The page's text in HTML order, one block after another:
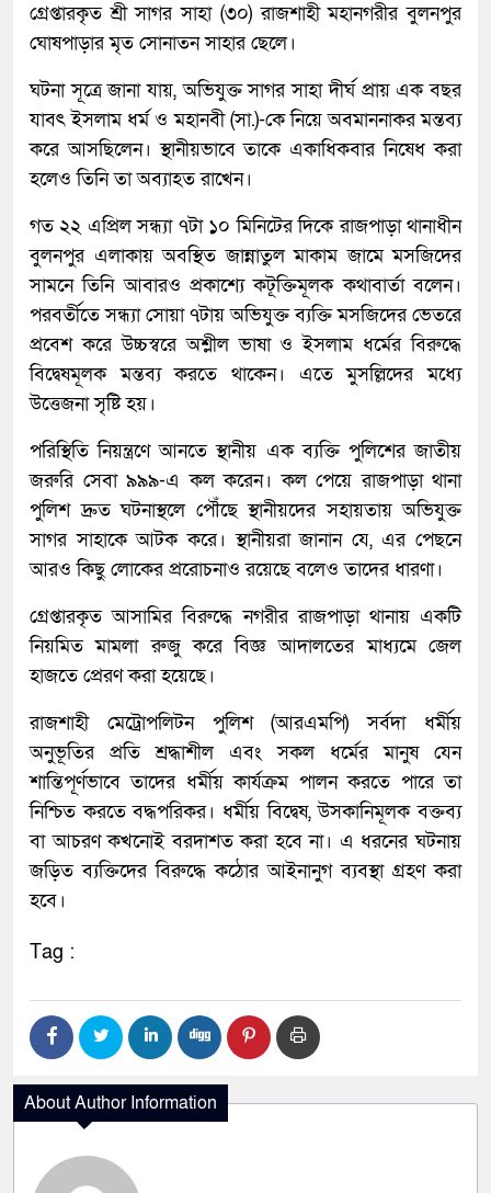
গ্রেপ্তারকৃত শ্রী সাগর সাহা (৩০) রাজশাহী মহানগরীর বুলনপুর
ঘোষপাড়ার মৃত সোনাতন সাহার ছেলে।
ঘটনা সূত্রে জানা যায়, অভিযুক্ত সাগর সাহা দীর্ঘ প্রায় এক বছর
যাবৎ ইসলাম ধর্ম ও মহানবী (সা.)-কে নিয়ে অবমাননাকর মন্তব্য
করে আসছিলেন। স্থানীয়ভাবে তাকে একাধিকবার নিষেধ করা
হলেও তিনি তা অব্যাহত রাখেন।
গত ২২ এপ্রিল সন্ধ্যা ৭টা ১০ মিনিটের দিকে রাজপাড়া থানাধীন
বুলনপুর এলাকায় অবস্থিত জান্নাতুল মাকাম জামে মসজিদের
সামনে তিনি আবারও প্রকাশ্যে কটূক্তিমূলক কথাবার্তা বলেন।
পরবর্তীতে সন্ধ্যা সোয়া ৭টায় অভিযুক্ত ব্যক্তি মসজিদের ভেতরে
প্রবেশ করে উচ্চস্বরে অশ্লীল ভাষা ও ইসলাম ধর্মের বিরুদ্ধে
বিদ্বেষমূলক মন্তব্য করতে থাকেন। এতে মুসল্লিদের মধ্যে
উত্তেজনা সৃষ্টি হয়।
পরিস্থিতি নিয়ন্ত্রণে আনতে স্থানীয় এক ব্যক্তি পুলিশের জাতীয়
জরুরি সেবা ৯৯৯-এ কল করেন। কল পেয়ে রাজপাড়া থানা
পুলিশ দ্রুত ঘটনাস্থলে পৌঁছে স্থানীয়দের সহায়তায় অভিযুক্ত
সাগর সাহাকে আটক করে। স্থানীয়রা জানান যে, এর পেছনে
আরও কিছু লোকের প্ররোচনাও রয়েছে বলেও তাদের ধারণা।
গ্রেপ্তারকৃত আসামির বিরুদ্ধে নগরীর রাজপাড়া থানায় একটি
নিয়মিত মামলা রুজু করে বিজ্ঞ আদালতের মাধ্যমে জেল
হাজতে প্রেরণ করা হয়েছে।
রাজশাহী মেট্রোপলিটন পুলিশ (আরএমপি) সর্বদা ধর্মীয়
অনুভূতির প্রতি শ্রদ্ধাশীল এবং সকল ধর্মের মানুষ যেন
শান্তিপূর্ণভাবে তাদের ধর্মীয় কার্যক্রম পালন করতে পারে তা
নিশ্চিত করতে বদ্ধপরিকর। ধর্মীয় বিদ্বেষ, উসকানিমূলক বক্তব্য
বা আচরণ কখনোই বরদাশত করা হবে না। এ ধরনের ঘটনায়
জড়িত ব্যক্তিদের বিরুদ্ধে কঠোর আইনানুগ ব্যবস্থা গ্রহণ করা
হবে।
Tag :
About Author Information